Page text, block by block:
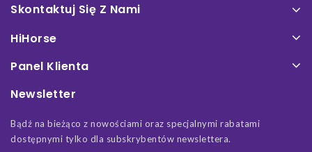
Skontaktuj Się Z Nami
HiHorse
Panel Klienta
Newsletter
Bądź na bieżąco z nowościami oraz specjalnymi rabatami
dostępnymi tylko dla subskrybentów newslettera.